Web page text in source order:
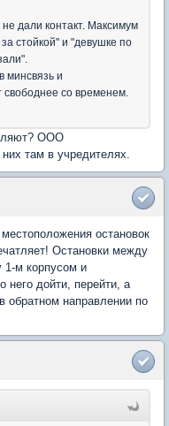
дали контакт. Максимум
стойкой" и "девушке по
минсвязь и
свободнее со временем.
ООО
там в учредителях.
остановок
Остановки между
1-м корпусом и
дойти, перейти, а
обратном направлении по